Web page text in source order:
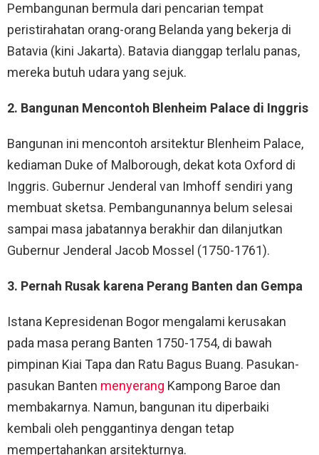
Pembangunan bermula dari pencarian tempat
peristirahatan orang-orang Belanda yang bekerja di
Batavia (kini Jakarta). Batavia dianggap terlalu panas,
mereka butuh udara yang sejuk.
2. Bangunan Mencontoh Blenheim Palace di Inggris
Bangunan ini mencontoh arsitektur Blenheim Palace,
kediaman Duke of Malborough, dekat kota Oxford di
Inggris. Gubernur Jenderal van Imhoff sendiri yang
membuat sketsa. Pembangunannya belum selesai
sampai masa jabatannya berakhir dan dilanjutkan
Gubernur Jenderal Jacob Mossel (1750-1761).
3. Pernah Rusak karena Perang Banten dan Gempa
Istana Kepresidenan Bogor mengalami kerusakan
pada masa perang Banten 1750-1754, di bawah
pimpinan Kiai Tapa dan Ratu Bagus Buang. Pasukan-
pasukan Banten menyerang Kampong Baroe dan
membakarnya. Namun, bangunan itu diperbaiki
kembali oleh penggantinya dengan tetap
mempertahankan arsitekturnya.